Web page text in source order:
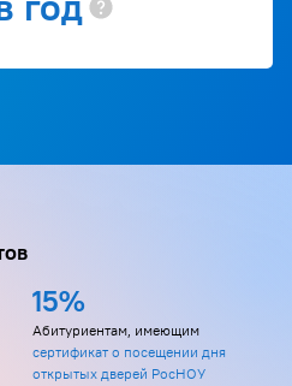
15%
Абитуриентам, имеющим
сертификат о посещении дня
открытых дверей РосНОУ